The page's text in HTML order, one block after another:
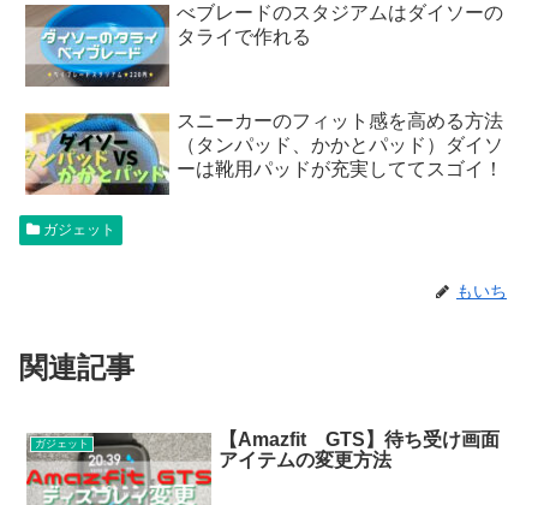
べブレードのスタジアムはダイソーの
タライで作れる
スニーカーのフィット感を高める方法
（タンパッド、かかとパッド）ダイソ
ーは靴用パッドが充実しててスゴイ！
ガジェット
もいち
関連記事
ガジェット
【Amazfit GTS】待ち受け画面
アイテムの変更方法